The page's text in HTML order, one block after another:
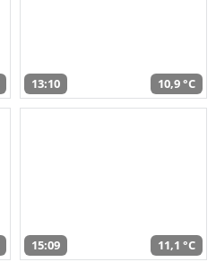
13:10 10,9 °C
15:09 11,1 °C